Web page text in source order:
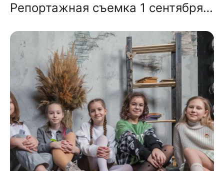
Репортажная съемка 1 сентября 2 класс